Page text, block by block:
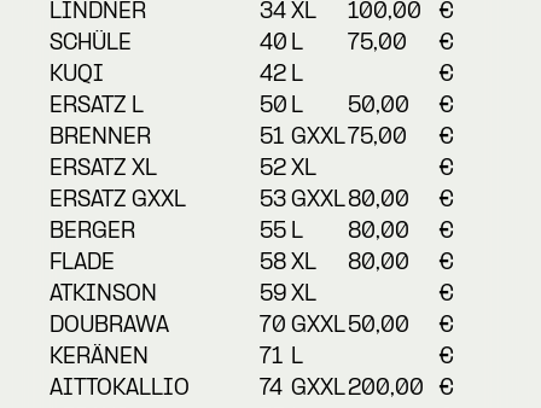
LINDNER
34 XL 100,00
€
SCHÜLE
40 L 75,00
€
KUQI
42 L
€
ERSATZ L
50 L 50,00
€
BRENNER
51 GXXL 75,00
€
ERSATZ XL
52 XL
€
ERSATZ GXXL
53 GXXL80,00
€
BERGER
55 L 80,00
€
FLADE
58 XL 80,00
€
ATKINSON
59 XL
€
DOUBRAWA
70 GXXL50,00
€
KERÄNEN
71 L
€
AITTOKALLIO
74 GXXL200,00
€